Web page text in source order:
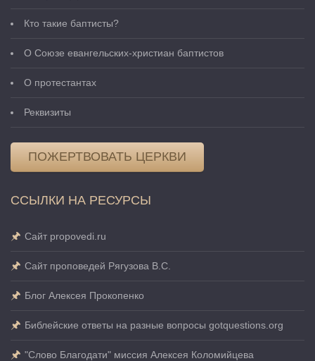
Кто такие баптисты?
О Cоюзе евангельских-христиан баптистов
О протестантах
Реквизиты
ПОЖЕРТВОВАТЬ ЦЕРКВИ
ССЫЛКИ НА РЕСУРСЫ
Сайт propovedi.ru
Сайт проповедей Рягузова В.С.
Блог Алексея Прокопенко
Библейские ответы на разные вопросы gotquestions.org
"Слово Благодати" миссия Алексея Коломийцева